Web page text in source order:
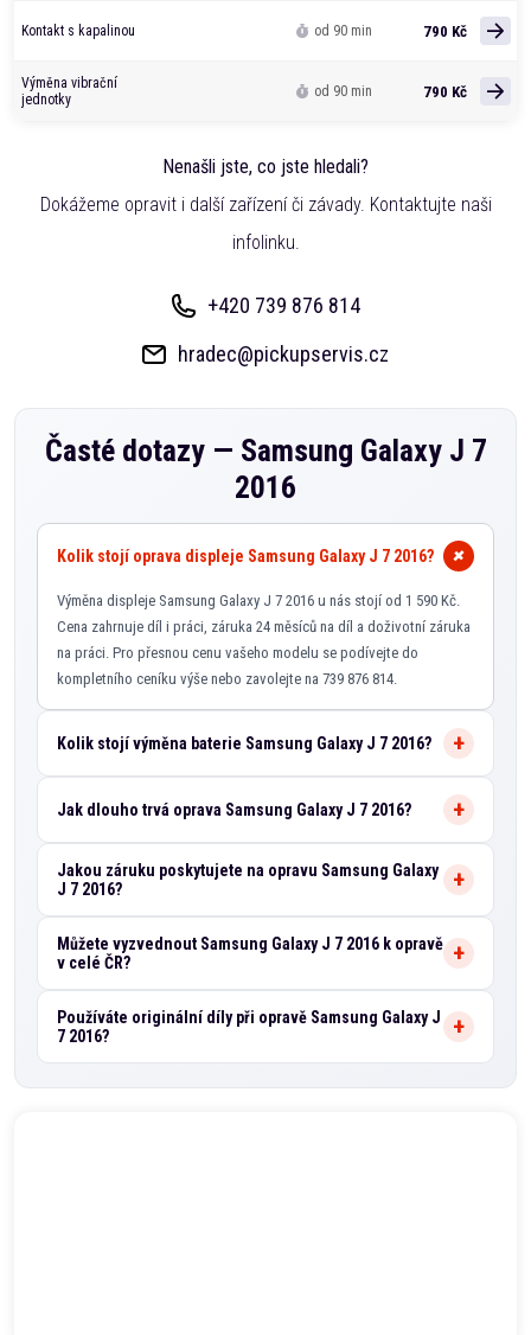
Kontakt s kapalinou od 90 min 790 Kč
Výměna vibrační
jednotky
od 90 min 790 Kč
Nenašli jste, co jste hledali?
Dokážeme opravit i další zařízení či závady. Kontaktujte naši
infolinku.
+420 739 876 814
hradec@pickupservis.cz
Časté dotazy — Samsung Galaxy J 7
2016
Kolik stojí oprava displeje Samsung Galaxy J 7 2016?
Výměna displeje Samsung Galaxy J 7 2016 u nás stojí od 1 590 Kč.
Cena zahrnuje díl i práci, záruka 24 měsíců na díl a doživotní záruka
na práci. Pro přesnou cenu vašeho modelu se podívejte do
kompletního ceníku výše nebo zavolejte na 739 876 814.
Kolik stojí výměna baterie Samsung Galaxy J 7 2016?
Jak dlouho trvá oprava Samsung Galaxy J 7 2016?
Jakou záruku poskytujete na opravu Samsung Galaxy
J 7 2016?
Můžete vyzvednout Samsung Galaxy J 7 2016 k opravě
v celé ČR?
Používáte originální díly při opravě Samsung Galaxy J
7 2016?